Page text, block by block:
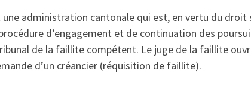
9244 Niederuzwil
9243 Jonschwil
9242 Oberuzwil
9240 Uzwil
administration cantonale qui est, en vertu du droit
d’engagement et de continuation des
de la faillite compétent. Le juge de la faillite
d’un créancier (réquisition de faillite).